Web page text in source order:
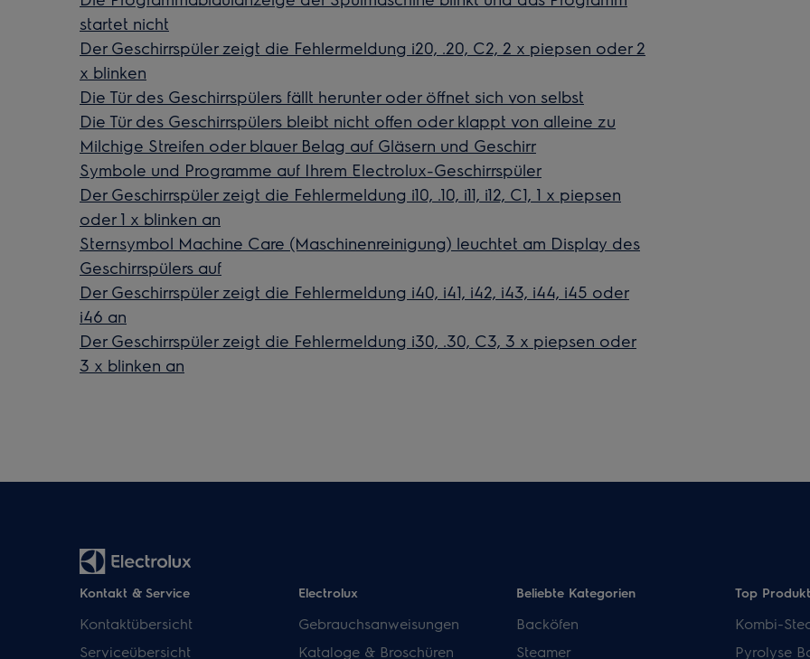
startet nicht
Der Geschirrspüler zeigt die Fehlermeldung i20, .20, C2, 2 x piepsen oder 2
x blinken
Die Tür des Geschirrspülers fällt herunter oder öffnet sich von selbst
Die Tür des Geschirrspülers bleibt nicht offen oder klappt von alleine zu
Milchige Streifen oder blauer Belag auf Gläsern und Geschirr
Symbole und Programme auf Ihrem Electrolux-Geschirrspüler
Der Geschirrspüler zeigt die Fehlermeldung i10, .10, i11, i12, C1, 1 x piepsen
oder 1 x blinken an
Sternsymbol Machine Care (Maschinenreinigung) leuchtet am Display des
Geschirrspülers auf
Der Geschirrspüler zeigt die Fehlermeldung i40, i41, i42, i43, i44, i45 oder
i46 an
Der Geschirrspüler zeigt die Fehlermeldung i30, .30, C3, 3 x piepsen oder
3 x blinken an
Kontakt & Service
Kontaktübersicht
Serviceübersicht
Electrolux
Gebrauchsanweisungen
Kataloge & Broschüren
Beliebte Kategorien
Backöfen
Steamer
Top
Kombi-
Pyrolyse